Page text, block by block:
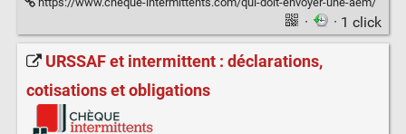
· · 1 click
URSSAF et intermittent : déclarations,
cotisations et obligations